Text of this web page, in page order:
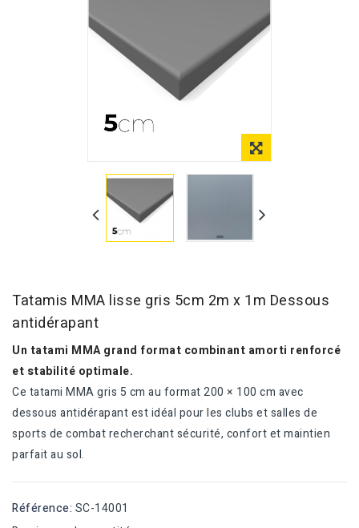
Tatamis MMA lisse gris 5cm 2m x 1m Dessous
antidérapant
Un tatami MMA grand format combinant amorti renforcé
et stabilité optimale.
Ce tatami MMA gris 5 cm au format 200 × 100 cm avec
dessous antidérapant est idéal pour les clubs et salles de
sports de combat recherchant sécurité, confort et maintien
parfait au sol.
Référence: SC-14001